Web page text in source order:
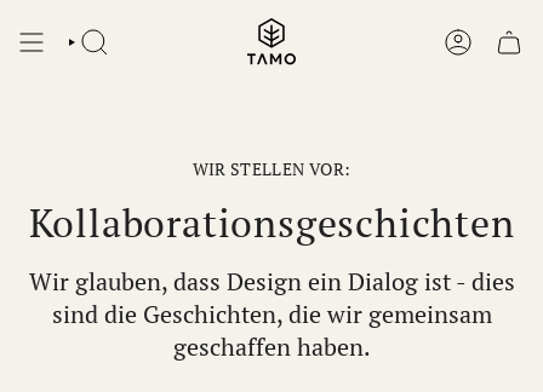
Inhalt
springen
SUCHEN KONTO
WIR STELLEN VOR:
Kollaborationsgeschichten
Wir glauben, dass Design ein Dialog ist - dies
sind die Geschichten, die wir gemeinsam
geschaffen haben.